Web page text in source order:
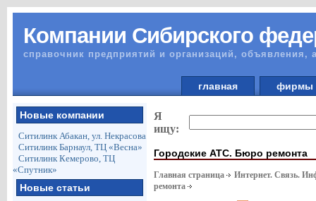
Компании Сибирского
справочник предприятий и организаций, объявления,
главная
Новые компании
Ситилинк Абакан, ул. Некрасова
Ситилинк Барнаул, ТЦ «Весна»
Ситилинк Кемерово, ТЦ
«Спутник»
Новые статьи
Я
ищу:
Городские АТС. Бюро ремонта
Главная страница
Интернет. Связь.
ремонта